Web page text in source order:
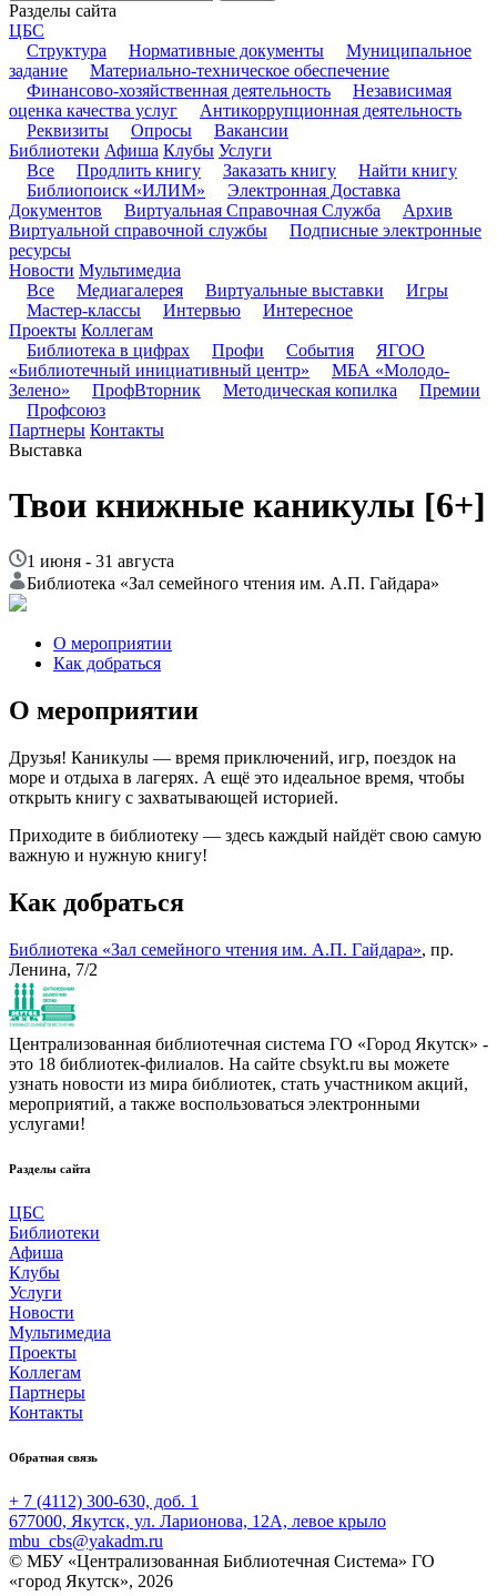
Разделы сайта
ЦБС
Структура
Нормативные документы
Муниципальное
задание
Материально-техническое обеспечение
Финансово-хозяйственная деятельность
Независимая
оценка качества услуг
Антикоррупционная деятельность
Реквизиты
Опросы
Вакансии
Библиотеки Афиша Клубы Услуги
Все
Продлить книгу Заказать книгу
Найти книгу
Библиопоиск «ИЛИМ»
Электронная Доставка
Документов
Виртуальная Справочная Служба
Архив
Виртуальной справочной службы
Подписные электронные
ресурсы
Новости Мультимедиа
Все
Медиагалерея Виртуальные выставки
Игры
Мастер-классы
Интервью
Интересное
Проекты Коллегам
Библиотека в цифрах
Профи События
ЯГОО
«Библиотечный инициативный центр»
МБА «Молодо-
Зелено»
ПрофВторник Методическая копилка
Премии
Профсоюз
Партнеры Контакты
Выставка
Твои книжные каникулы [6+]
1 июня - 31 августа
Библиотека «Зал семейного чтения им. А.П. Гайдара»
О мероприятии
Как добраться
О мероприятии
Друзья! Каникулы — время приключений, игр, поездок на
море и отдыха в лагерях. А ещё это идеальное время, чтобы
открыть книгу с захватывающей историей.
Приходите в библиотеку — здесь каждый найдёт свою самую
важную и нужную книгу!
Как добраться
Библиотека «Зал семейного чтения им. А.П. Гайдара», пр.
Ленина, 7/2
Централизованная библиотечная система ГО «Город Якутск» -
это 18 библиотек-филиалов. На сайте cbsykt.ru вы можете
узнать новости из мира библиотек, стать участником акций,
мероприятий, а также воспользоваться электронными
услугами!
Разделы сайта
ЦБС
Библиотеки
Афиша
Клубы
Услуги
Новости
Мультимедиа
Проекты
Коллегам
Партнеры
Контакты
Обратная связь
+ 7 (4112) 300-630, доб. 1
677000, Якутск, ул. Ларионова, 12А, левое крыло
mbu_cbs@yakadm.ru
© МБУ «Централизованная Библиотечная Система» ГО
«город Якутск», 2026